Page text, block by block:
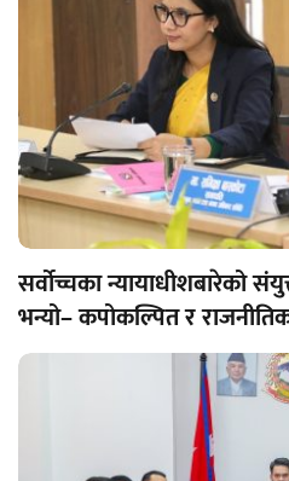
सर्वोच्चका न्यायाधीशबारेको
भन्यो– कपोकल्पित र